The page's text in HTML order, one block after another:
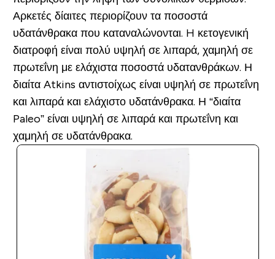
Αρκετές δίαιτες περιορίζουν τα ποσοστά
υδατάνθρακα που καταναλώνονται. H κετογενική
διατροφή είναι πολύ υψηλή σε λιπαρά, χαμηλή σε
πρωτεΐνη με ελάχιστα ποσοστά υδατανθράκων. Η
διαίτα Atkins αντιστοίχως είναι υψηλή σε πρωτεΐνη
και λιπαρά και ελάχιστο υδατάνθρακα. Η “διαίτα
Paleo” είναι υψηλή σε λιπαρά και πρωτεΐνη και
χαμηλή σε υδατάνθρακα.